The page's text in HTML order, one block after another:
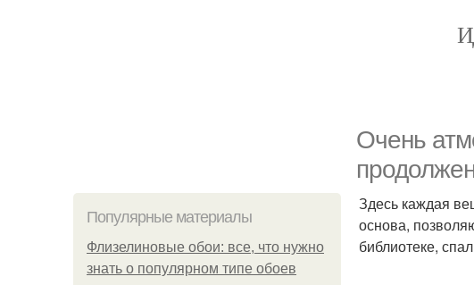
Очень
Популярные материалы
Флизелиновые обои: все, что нужно
знать о популярном типе обоев
Здесь каждая
основа,
библиотеке,